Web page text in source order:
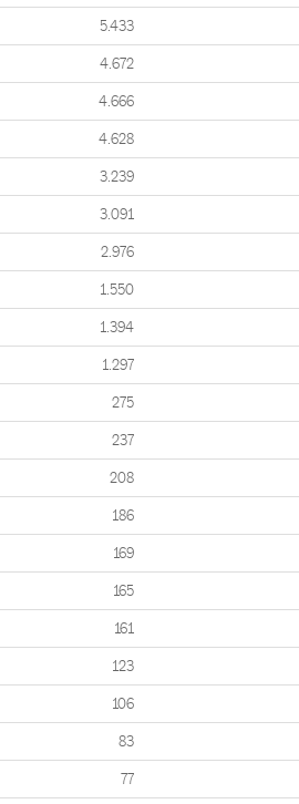
5.433
4.672
4.666
4.628
3.239
3.091
2.976
1.550
1.394
1.297
275
237
208
186
169
165
161
123
106
83
77